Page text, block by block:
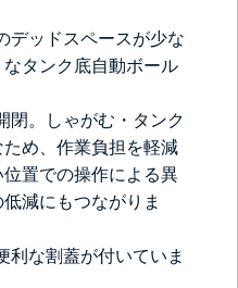
デッドスペースが少な
タンク底自動ボール
閉。しゃがむ・タンク
め、作業負担を軽減
置での操作による異
減にもつながりま
利な割蓋が付いていま